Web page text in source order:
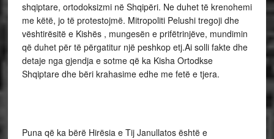
shqiptare, ortodoksizmi në Shqipëri. Ne duhet të krenohemi
me këtë, jo të protestojmë. Mitropoliti Pelushi tregoji dhe
vështirësitë e Kishës , mungesën e prifëtrinjëve, mundimin
që duhet për të përgatitur një peshkop etj.Ai solli fakte dhe
detaje nga gjendja e sotme që ka Kisha Ortodkse
Shqiptare dhe bëri krahasime edhe me fetë e tjera.
Puna që ka bërë Hirësia e Tij Janullatos është e